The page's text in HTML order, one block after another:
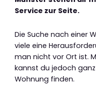
Service zur Seite.
Die Suche nach einer
viele eine
man nicht vor Ort ist.
kannst du jedoch
Wohnung finden.